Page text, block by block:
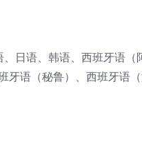
日语、韩语、西班牙语
牙语（秘鲁）、西班牙语